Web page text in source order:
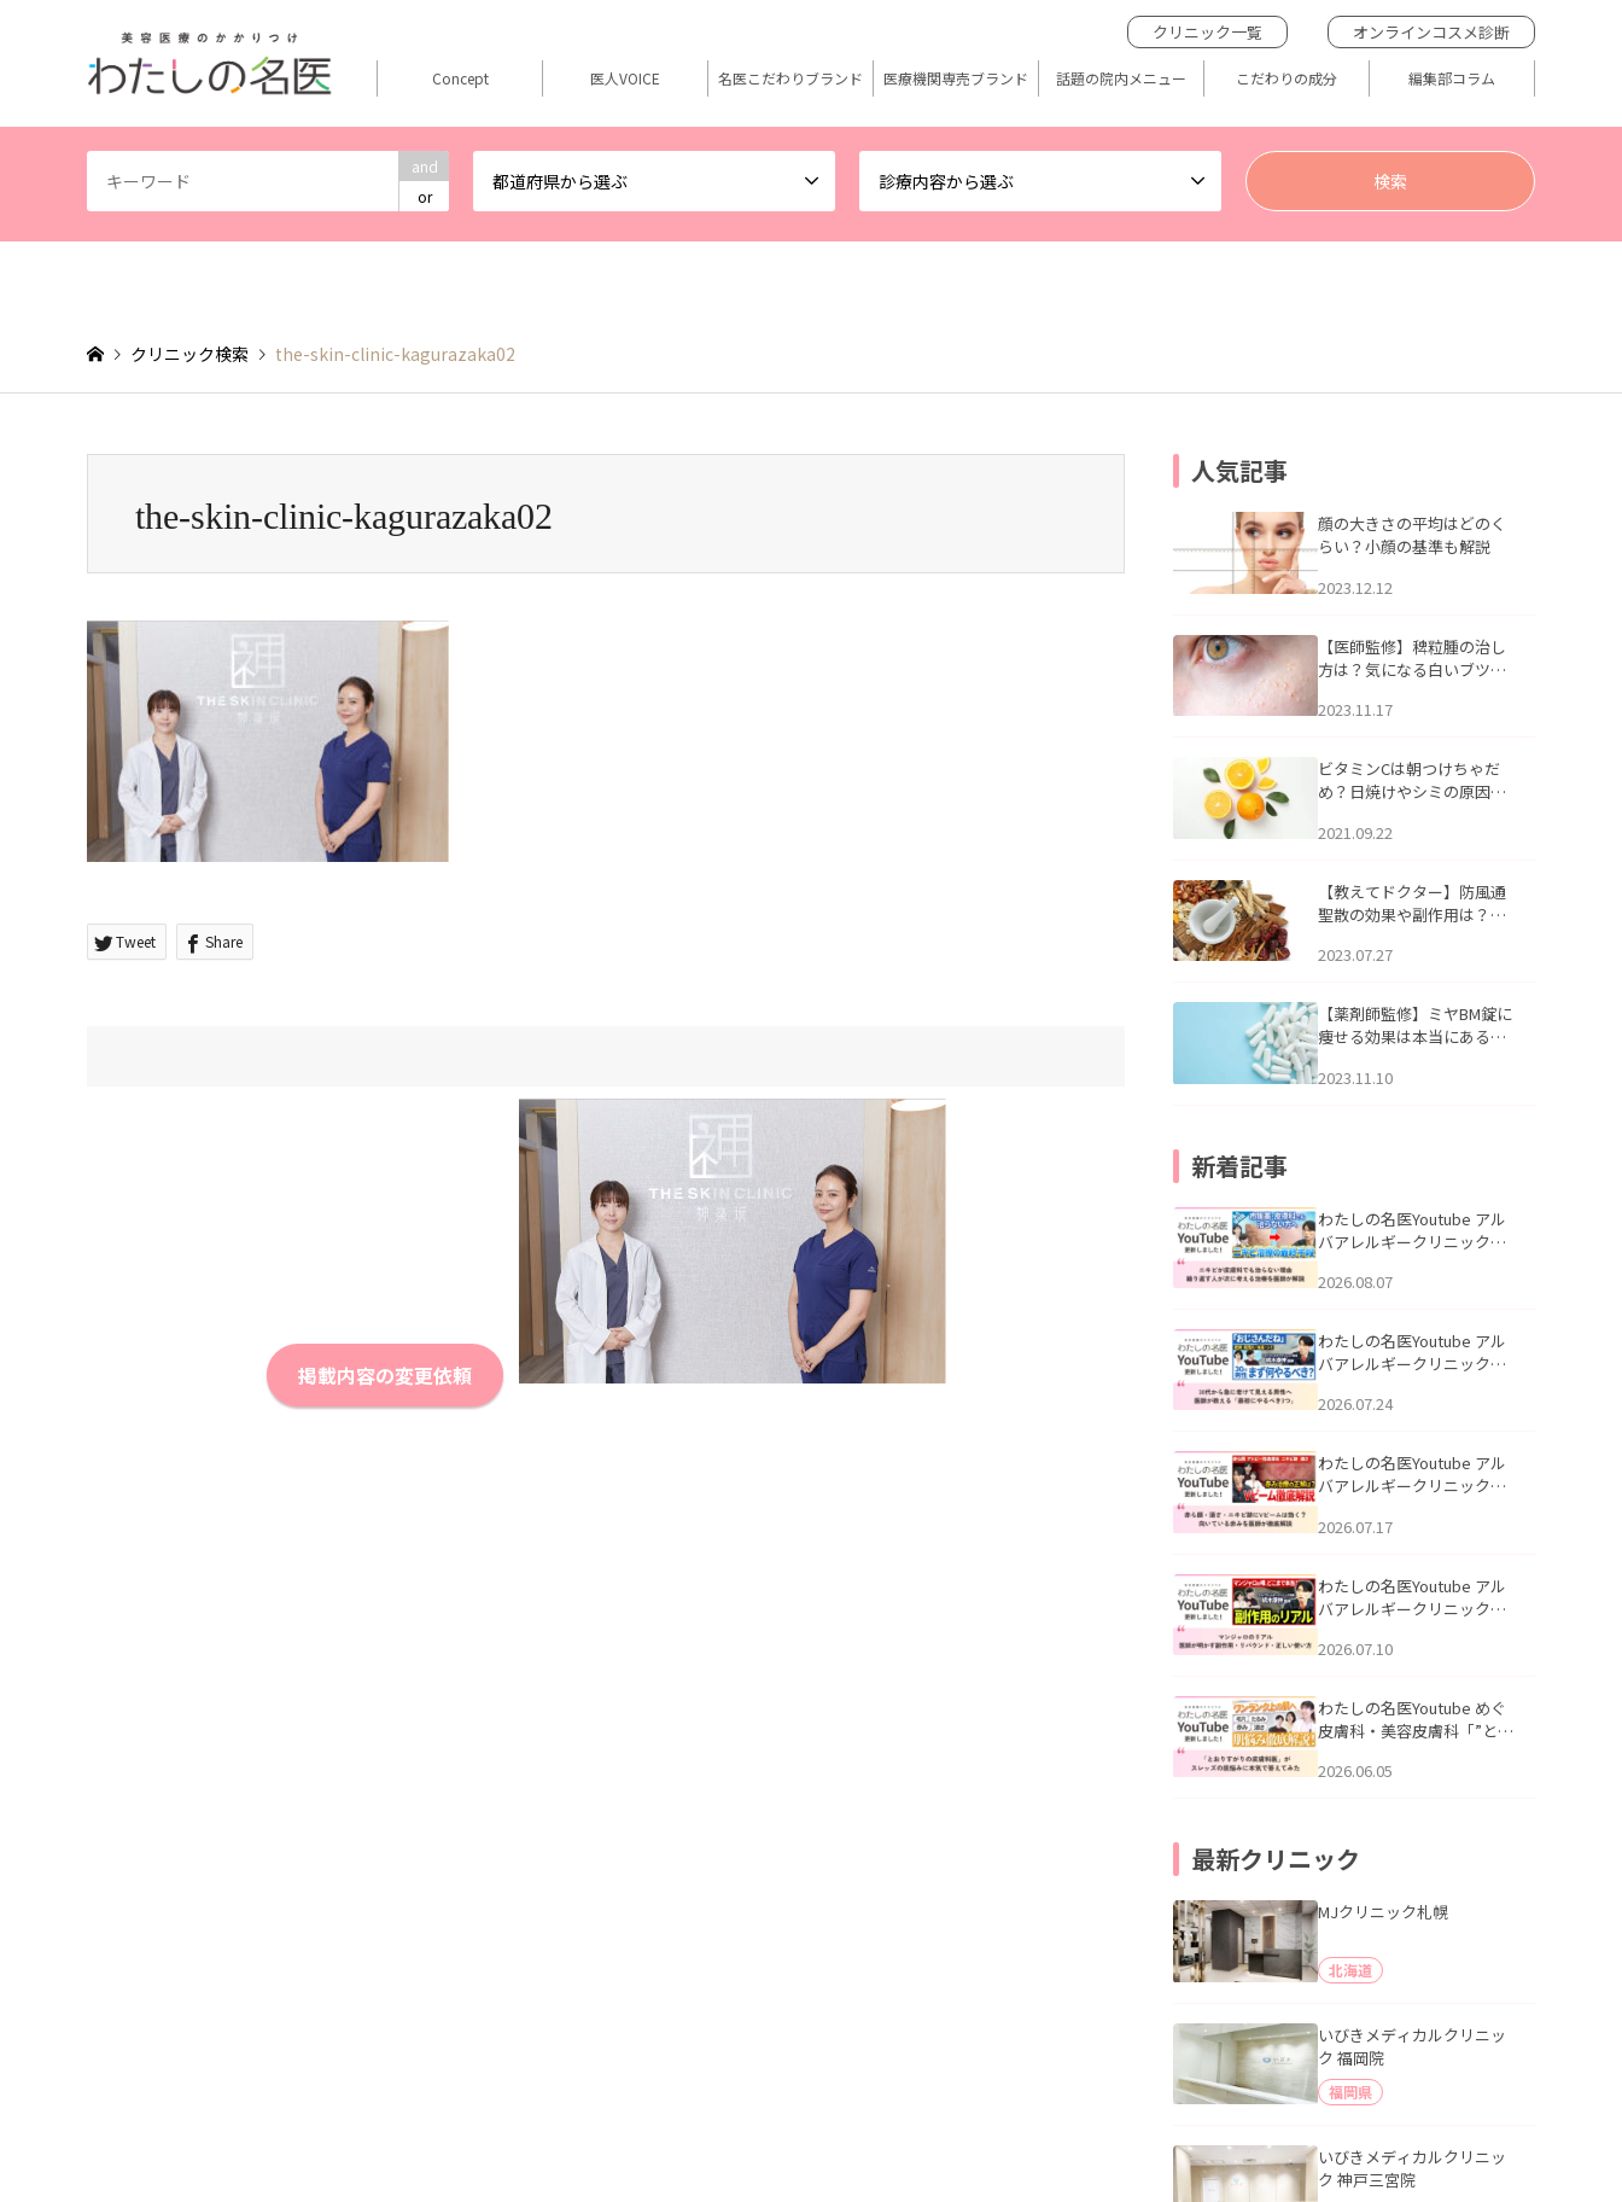
and
or
都道府県から選ぶ 診療内容から選ぶ
クリニック一覧 オンラインコスメ診断
Concept 医人VOICE 名医こだわりブランド 医療機関専売ブランド 話題の院内メニュー こだわりの成分 編集部コラム
クリニック検索 the-skin-clinic-kagurazaka02
the-skin-clinic-kagurazaka02
Tweet Share
掲載内容の変更依頼
人気記事
顔の大きさの平均はどのく
らい？小顔の基準も解説
2023.12.12
【医師監修】稗粒腫の治し
方は？気になる白いブツブ
アについて
2023.11.17
ビタミンCは朝つけちゃだ
め？日焼けやシミの原因に
2021.09.22
【教えてドクター】防風通
聖散の効果や副作用は？長
2023.07.27
【薬剤師監修】ミヤBM錠に
痩せる効果は本当にある
2023.11.10
新着記事
わたしの名医Youtube アル
バアレルギークリニック札
らない理由｜繰り返す人が
説」を公開いたしました。
2026.08.07
わたしの名医Youtube アル
バアレルギークリニック札
える男性へ｜医師が教える
公開いたしました。
2026.07.24
わたしの名医Youtube アル
バアレルギークリニック札
跡にVビームは効く？向いて
説」を公開いたしました。
2026.07.17
わたしの名医Youtube アル
バアレルギークリニック札
医師が明かす副作用・リバ
公開いたしました。
2026.07.10
わたしの名医Youtube めぐ
皮膚科・美容皮膚科「”とお
ッズの肌悩みに本気で答え
2026.06.05
最新クリニック
MJクリニック札幌
北海道
いびきメディカルクリニッ
ク 福岡院
福岡県
いびきメディカルクリニッ
ク 神戸三宮院